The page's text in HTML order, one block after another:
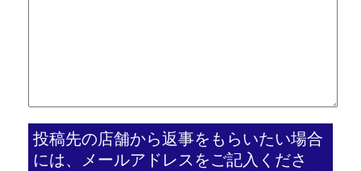
投稿先の店舗から返事をもらいたい場合
には、メールアドレスをご記入くださ